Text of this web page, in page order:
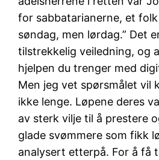
for sabbatarianerne, et
søndag, men lørdag.” Det
tilstrekkelig veiledning, og
hjelpen du trenger med
Men jeg vet spørsmålet vil
ikke lenge. Løpene deres
av sterk vilje til å prestere
glade svømmere som fikk
analysert etterpå. For å få